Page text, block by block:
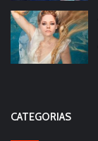
CATEGORIAS